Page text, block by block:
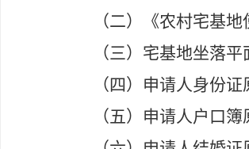
（二）《农村宅基
（三）宅基地坐落平
（四）申请人身份
（五）申请人户口